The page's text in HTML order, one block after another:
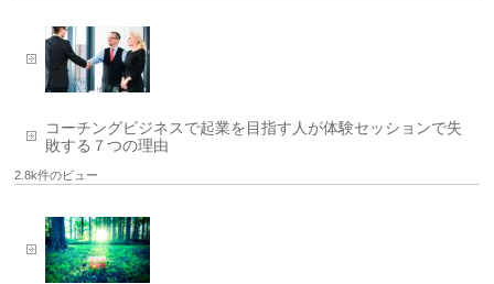
コーチングビジネスで起業を目指す人が体験セッションで失
敗する７つの理由
2.8k件のビュー